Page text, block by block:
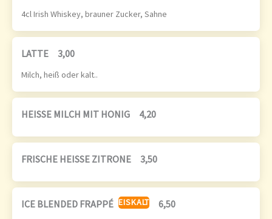
4cl Irish Whiskey, brauner Zucker, Sahne
LATTE 3,00
Milch, heiß oder kalt..
HEISSE MILCH MIT HONIG 4,20
FRISCHE HEISSE ZITRONE 3,50
ICE BLENDED FRAPPÉ EISKALT 6,50